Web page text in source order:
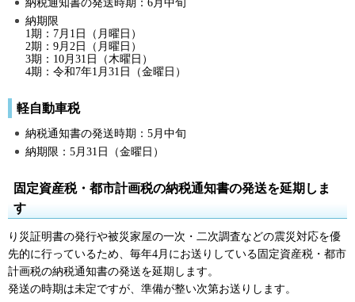
納税通知書の発送時期：6月中旬
納期限
1期：7月1日（月曜日）
2期：9月2日（月曜日）
3期：10月31日（木曜日）
4期：令和7年1月31日（金曜日）
軽自動車税
納税通知書の発送時期：5月中旬
納期限：5月31日（金曜日）
固定資産税・都市計画税の納税通知書の発送を延期しま
す
り災証明書の発行や被災家屋の一次・二次調査などの震災対応を優
先的に行っているため、毎年4月にお送りしている固定資産税・都市
計画税の納税通知書の発送を延期します。
発送の時期は未定ですが、準備が整い次第お送りします。